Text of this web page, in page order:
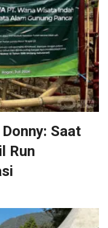
Saat
Run